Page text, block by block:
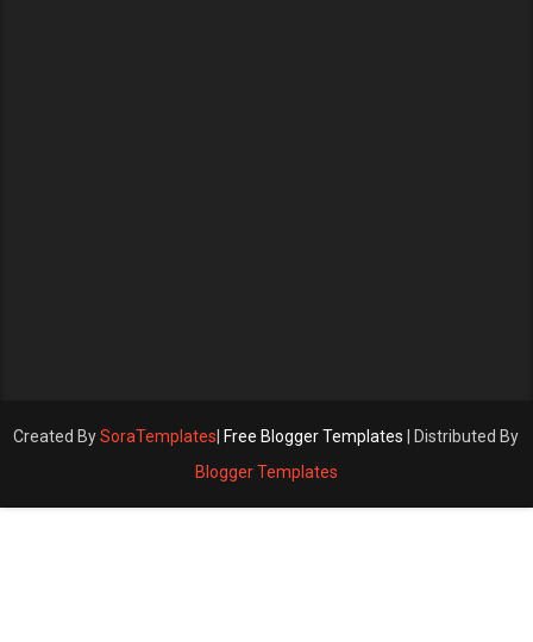
Created BySoraTemplates Free Blogger Templates | Distributed By
Blogger Templates